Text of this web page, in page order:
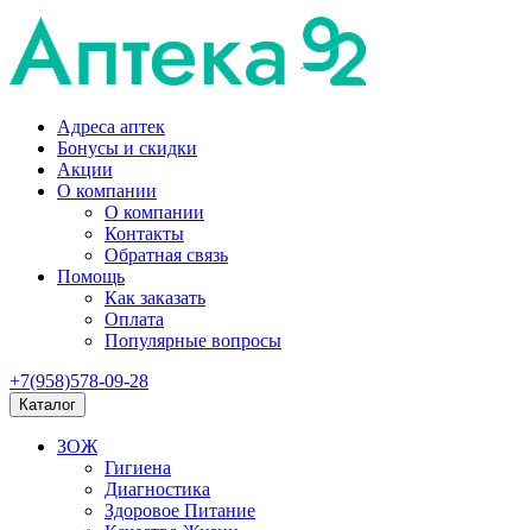
Адреса аптек
Бонусы и скидки
Акции
О компании
О компании
Контакты
Обратная связь
Помощь
Как заказать
Оплата
Популярные вопросы
+7(958)578-09-28
Каталог
ЗОЖ
Гигиена
Диагностика
Здоровое Питание